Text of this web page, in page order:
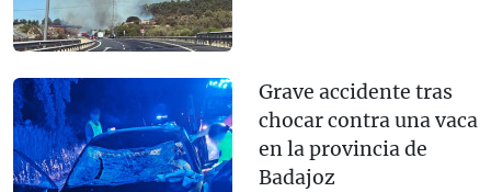
Grave accidente tras
chocar contra una vaca
en la provincia de
Badajoz